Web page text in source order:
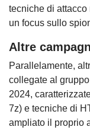
tecniche di
un focus sullo
Altre
Parallelamente,
collegate al gruppo
2024,
7z) e tecniche di
ampliato il proprio